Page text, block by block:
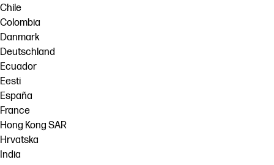
Chile
Colombia
Danmark
Deutschland
Ecuador
Eesti
España
France
Hong Kong SAR
Hrvatska
India